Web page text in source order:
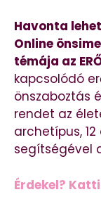
Havonta
Online
témája az
kapcsolódó
önszaboztás
rendet az
archetípus,
segítségével
Érdekel?